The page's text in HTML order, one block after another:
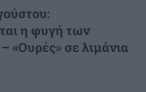
η φυγή των
«Ουρές» σε λιμάνια